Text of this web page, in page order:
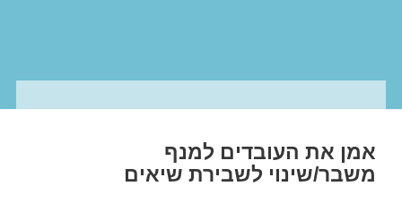
אמן את העובדים למנף
משבר/שינוי לשבירת שיאים